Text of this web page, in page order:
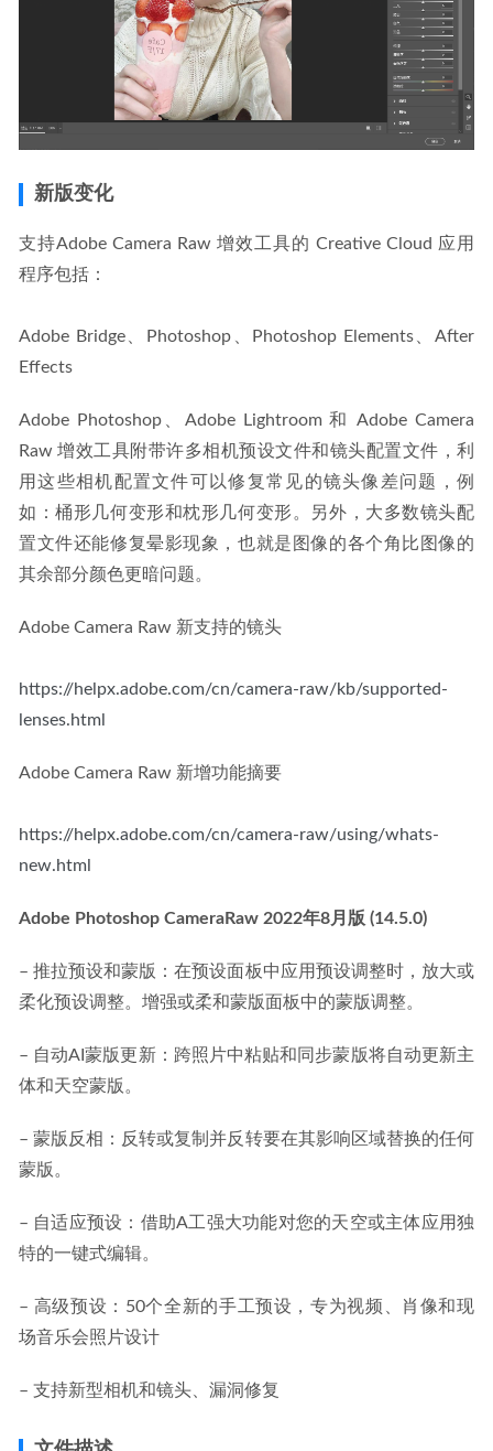
新版变化
支持Adobe Camera Raw 增效工具的 Creative Cloud 应用
程序包括：
Adobe Bridge、Photoshop、Photoshop Elements、After
Effects
Adobe Photoshop、Adobe Lightroom 和 Adobe Camera
Raw 增效工具附带许多相机预设文件和镜头配置文件，利
用这些相机配置文件可以修复常见的镜头像差问题，例
如：桶形几何变形和枕形几何变形。另外，大多数镜头配
置文件还能修复晕影现象，也就是图像的各个角比图像的
其余部分颜色更暗问题。
Adobe Camera Raw 新支持的镜头
https://helpx.adobe.com/cn/camera-raw/kb/supported-
lenses.html
Adobe Camera Raw 新增功能摘要
https://helpx.adobe.com/cn/camera-raw/using/whats-
new.html
Adobe Photoshop CameraRaw 2022年8月版 (14.5.0)
– 推拉预设和蒙版：在预设面板中应用预设调整时，放大或
柔化预设调整。增强或柔和蒙版面板中的蒙版调整。
– 自动AI蒙版更新：跨照片中粘贴和同步蒙版将自动更新主
体和天空蒙版。
– 蒙版反相：反转或复制并反转要在其影响区域替换的任何
蒙版。
– 自适应预设：借助A工强大功能对您的天空或主体应用独
特的一键式编辑。
– 高级预设：50个全新的手工预设，专为视频、肖像和现
场音乐会照片设计
– 支持新型相机和镜头、漏洞修复